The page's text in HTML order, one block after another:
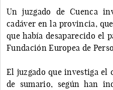
Un juzgado de Cuenca
cadáver en la provincia,
que había desaparecido el
Fundación Europea de
El juzgado que investiga el
de sumario, según han